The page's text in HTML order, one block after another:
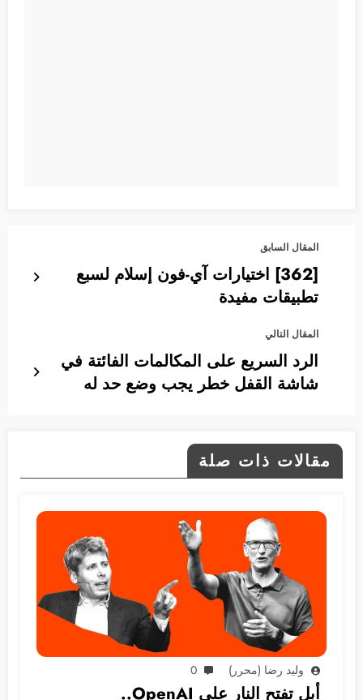
المقال السابق
[362] اختيارات آي-فون إسلام لسبع
تطبيقات مفيدة
المقال التالي
الرد السريع على المكالمات الفائتة في
شاشة القفل خطر يجب وضع حد له
مقالات ذات صلة
وليد رضا (محرر) 0
أبل تفتح النار على OpenAI..